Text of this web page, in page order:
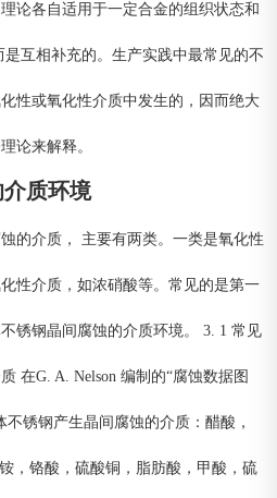
论各自适用于一定合金的组织状态和
互相补充的。生产实践中最常见的不
性或氧化性介质中发生的，因而绝大
论来解释。
质环境
的介质， 主要有两类。一类是氧化性
性介质，如浓硝酸等。常见的是第一
锈钢晶间腐蚀的介质环境。 3. 1 常见
在G. A. Nelson 编制的“腐蚀数据图
锈钢产生晶间腐蚀的介质：醋酸，
，铬酸，硫酸铜，脂肪酸，甲酸，硫